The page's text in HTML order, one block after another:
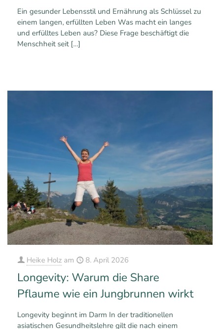
Ein gesunder Lebensstil und Ernährung als Schlüssel zu
einem langen, erfüllten Leben Was macht ein langes
und erfülltes Leben aus? Diese Frage beschäftigt die
Menschheit seit[…]
Heike Holz am 8. April 2026
Longevity: Warum die Share
Pflaume wie ein Jungbrunnen wirkt
Longevity beginnt im Darm In der traditionellen
asiatischen Gesundheitslehre gilt die nach einem